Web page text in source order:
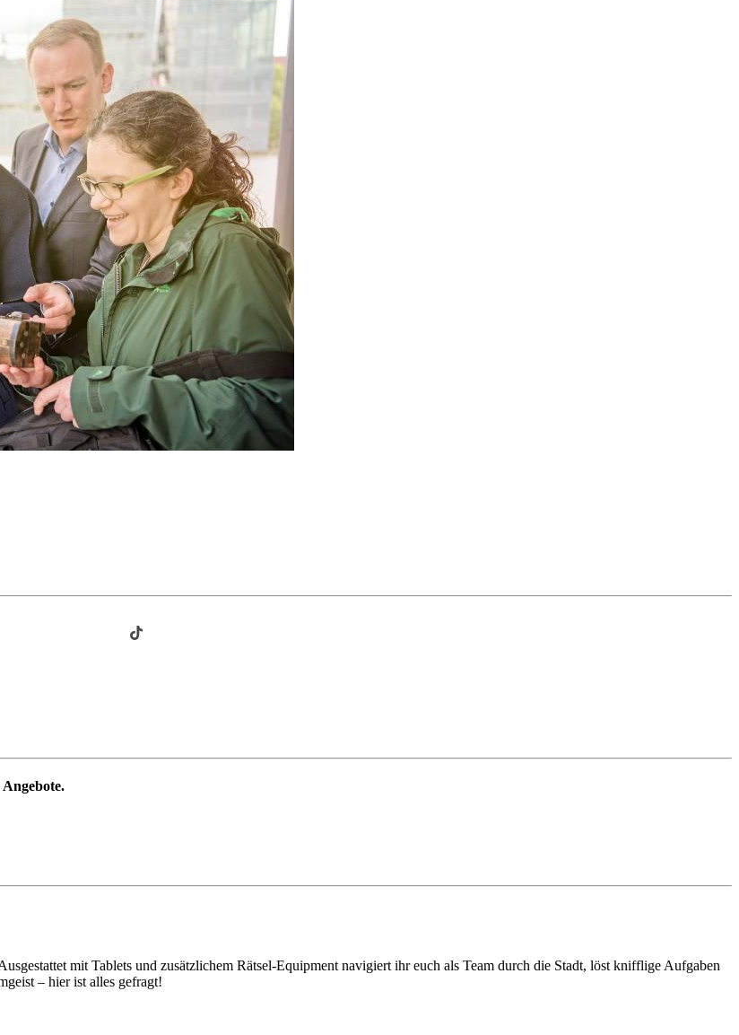
mit Tablets und zusätzlichem Rätsel-Equipment navigiert ihr euch als Team durch die Stadt, löst knifflige Aufgaben
– hier ist alles gefragt!